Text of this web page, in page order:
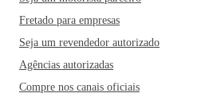
Fretado para empresas
Seja um revendedor autorizado
Agências autorizadas
Compre nos canais oficiais